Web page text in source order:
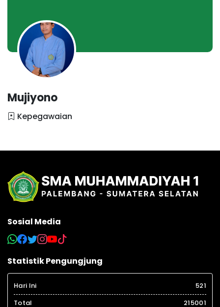
Mujiyono
Kepegawaian
Sosial Media
Statistik Pengungjung
Hari Ini
521
Total
215001